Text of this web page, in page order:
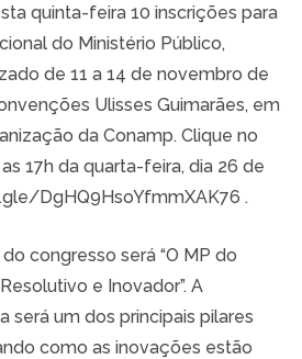
quinta-feira 10 inscrições para
do Ministério Público,
de 11 a 14 de novembro de
Ulisses Guimarães, em
da Conamp. Clique no
17h da quarta-feira, dia 26 de
DgHQ9HsoYfmmXAK76 .
congresso será “O MP do
e Inovador”. A
será um dos principais pilares
como as inovações estão